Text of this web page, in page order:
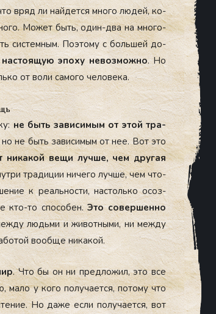
вряд ли най­дет­ся мно­го лю­дей, ко­
Мо­жет быть, один-два на мно­го-
сис­темным. По­это­му с боль­шей до­
нас­то­ящую эпо­ху не­воз­можно. Но
от во­ли са­мого че­лове­ка.
не быть за­виси­мым от этой тра­
не быть за­виси­мым от нее. Вот это
ни­какой ве­щи луч­ше, чем дру­гая
тра­диции ни­чего луч­ше, чем что-
к ре­аль­нос­ти, нас­толь­ко осоз­
кто-то спо­собен.Это со­вер­шенно
людь­ми и жи­вот­ны­ми, ни меж­ду
во­об­ще ни­какой.
. Что бы он ни пред­ло­жил, это все
ма­ло у ко­го по­луча­ет­ся, по­тому что
Но да­же ес­ли по­луча­ет­ся, вот